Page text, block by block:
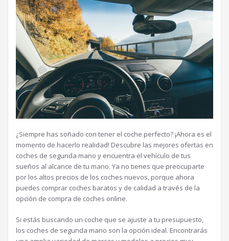
¿Siempre has soñado con tener el coche perfecto? ¡Ahora es el
momento de hacerlo realidad! Descubre las mejores ofertas en
coches de segunda mano y encuentra el vehículo de tus
sueños al alcance de tu mano. Ya no tienes que preocuparte
por los altos precios de los coches nuevos, porque ahora
puedes comprar coches baratos y de calidad a través de la
opción de compra de coches online.
Si estás buscando un coche que se ajuste a tu presupuesto,
los coches de segunda mano son la opción ideal. Encontrarás